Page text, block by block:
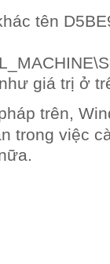
tên
giá trị ở
trên,
trong việc